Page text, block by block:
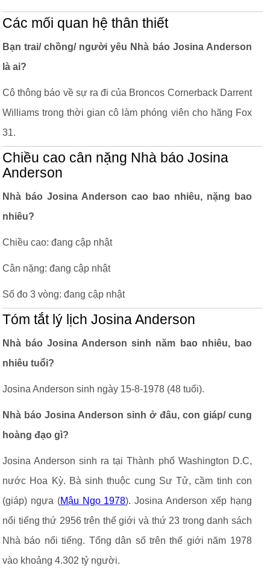
Các mối quan hệ thân thiết
Bạn trai/ chồng/ người yêu Nhà báo Josina Anderson
là ai?
Cô thông báo về sự ra đi của Broncos Cornerback Darrent
Williams trong thời gian cô làm phóng viên cho hãng Fox
31.
Chiều cao cân nặng Nhà báo Josina
Anderson
Nhà báo Josina Anderson cao bao nhiêu, nặng bao
nhiêu?
Chiều cao: đang cập nhật
Cân nặng: đang cập nhật
Số đo 3 vòng: đang cập nhật
Tóm tắt lý lịch Josina Anderson
Nhà báo Josina Anderson sinh năm bao nhiêu, bao
nhiêu tuổi?
Josina Anderson sinh ngày 15-8-1978 (48 tuổi).
Nhà báo Josina Anderson sinh ở đâu, con giáp/ cung
hoàng đạo gì?
Josina Anderson sinh ra tại Thành phố Washington D.C,
nước Hoa Kỳ. Bà sinh thuộc cung Sư Tử, cầm tinh con
(giáp) ngựa (Mậu Ngọ 1978). Josina Anderson xếp hạng
nổi tiếng thứ 2956 trên thế giới và thứ 23 trong danh sách
Nhà báo nổi tiếng. Tổng dân số trên thế giới năm 1978
vào khoảng 4.302 tỷ người.